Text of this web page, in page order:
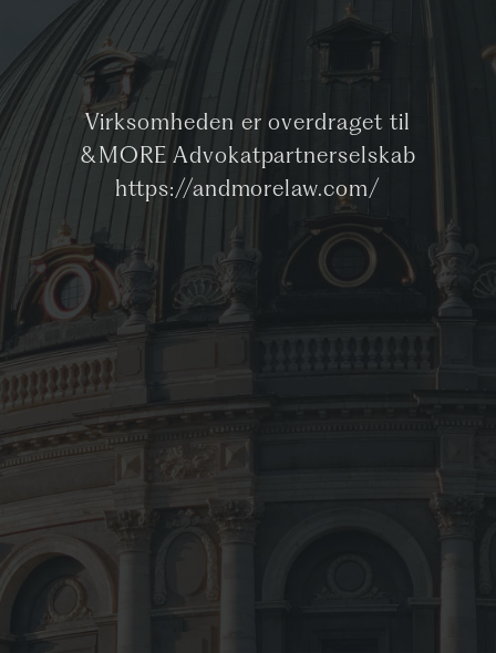
Virksomheden er overdraget til
&MORE Advokatpartnerselskab
https://andmorelaw.com/